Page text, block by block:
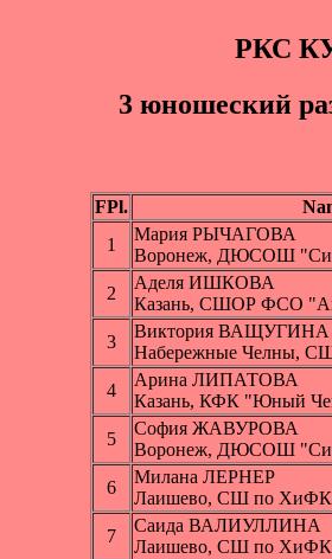
РКС
3 юношеский
FPl.
1
Мария РЫЧАГОВА
Воронеж, ДЮСОШ
2
Аделя ИШКОВА
Казань, СШОР ФСО
3
Виктория ВАЩУГИНА
Набережные Челны,
4
Арина ЛИПАТОВА
Казань, КФК "Юный
5
София ЖАВУРОВА
Воронеж, ДЮСОШ
6
Милана ЛЕРНЕР
Лаишево, СШ по ХиФК
7
Саида ВАЛИУЛЛИНА
Лаишево, СШ по ХиФК